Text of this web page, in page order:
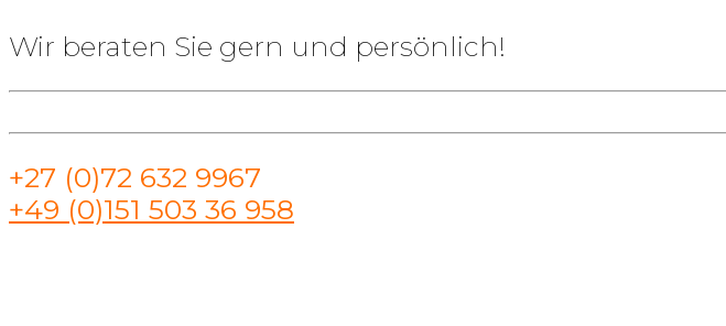
Wir beraten Sie gern und persönlich!
+27 (0)72 632 9967
+49 (0)151 503 36 958